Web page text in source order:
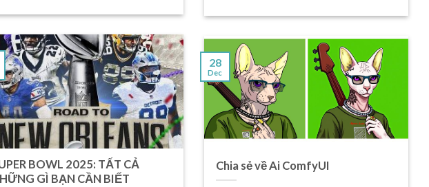
BOWL 2025: TẤT CẢ
GÌ BẠN CẦN BIẾT
Chia sẻ về Ai ComfyUI
28
Dec